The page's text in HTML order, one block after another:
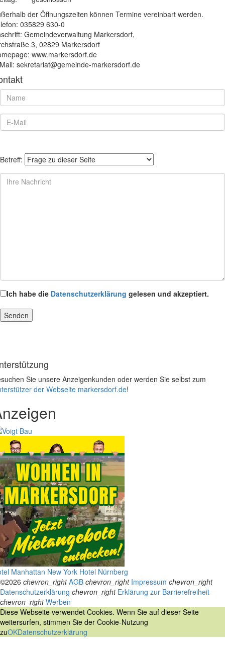
der Öffnungszeiten können Termine vereinbart werden.
035829 630-0
Gemeindeverwaltung Markersdorf,
3, 02829 Markersdorf
www.markersdorf.de
sekretariat@gemeinde-markersdorf.de
Betreff:
Ich habe die Datenschutzerklärung gelesen und akzeptiert.
Sie unsere Anzeigenkunden oder werden Sie selbst zum
der Webseite markersdorf.de!
Manhattan New York Hotel Nürnberg
©2026 chevron_right AGB chevron_right Impressum chevron_right
Datenschutzerklärung chevron_right Erklärung zur Barrierefreiheit
chevron_right Werben
Diese Webseite verwendet Cookies. Wenn Sie auf dieser Seite
weitersurfen, stimmen Sie der Cookie-Nutzung
zuOKDatenschutzerklärung